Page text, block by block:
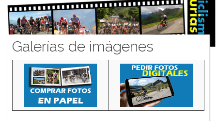
Galerías de imágenes